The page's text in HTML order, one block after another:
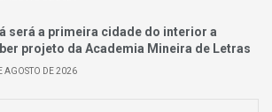
será a primeira cidade do interior a
projeto da Academia Mineira de Letras
AGOSTO DE 2026